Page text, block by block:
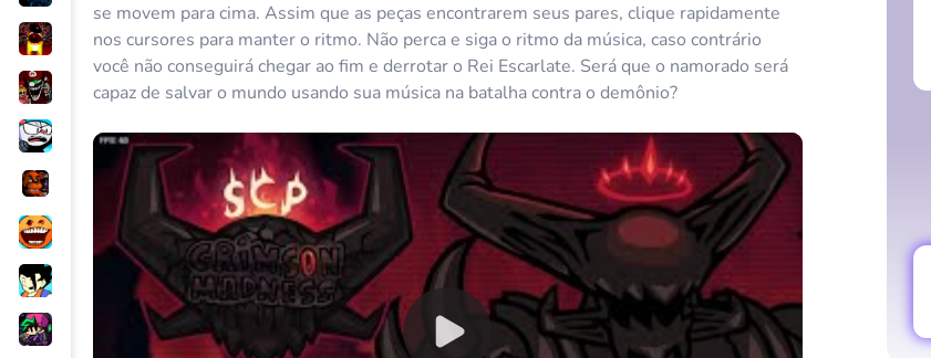
se movem para cima. Assim que as peças encontrarem seus pares, clique rapidamente
nos cursores para manter o ritmo. Não perca e siga o ritmo da música, caso contrário
você não conseguirá chegar ao fim e derrotar o Rei Escarlate. Será que o namorado será
capaz de salvar o mundo usando sua música na batalha contra o demônio?